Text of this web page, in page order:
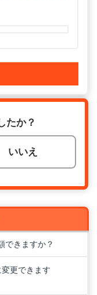
たか？
いいえ
できますか？
更できます